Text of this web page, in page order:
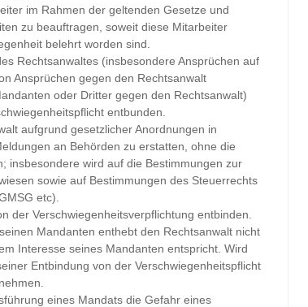
im Rahmen der geltenden Gesetze und
zu beauftragen, soweit diese Mitarbeiter
belehrt worden sind.
Rechtsanwaltes (insbesondere Ansprüchen auf
Ansprüchen gegen den Rechtsanwalt
oder Dritter gegen den Rechtsanwalt)
entbunden.
aufgrund gesetzlicher Anordnungen in
an Behörden zu erstatten, ohne die
insbesondere wird auf die Bestimmungen zur
sowie auf Bestimmungen des Steuerrechts
etc).
der Verschwiegenheitsverpflichtung entbinden.
Mandanten enthebt den Rechtsanwalt nicht
Interesse seines Mandanten entspricht. Wird
Entbindung von der Verschwiegenheitspflicht
eines Mandats die Gefahr eines